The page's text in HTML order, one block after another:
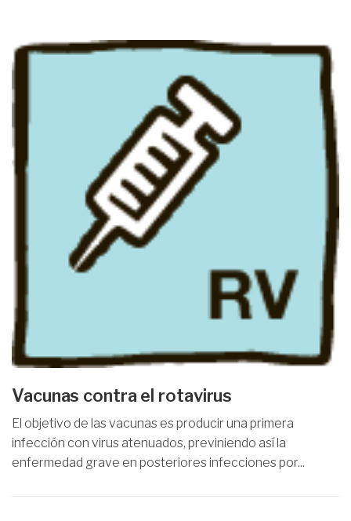
Vacunas contra el rotavirus
El objetivo de las vacunas es producir una primera
infección con virus atenuados, previniendo así la
enfermedad grave en posteriores infecciones por...